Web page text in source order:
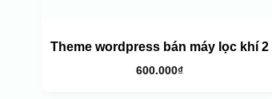
Theme wordpress bán máy lọc khí 2
600.000₫